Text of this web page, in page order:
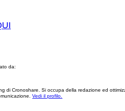
da:
di Cronoshare. Si occupa della redazione ed
Vedi il profilo.